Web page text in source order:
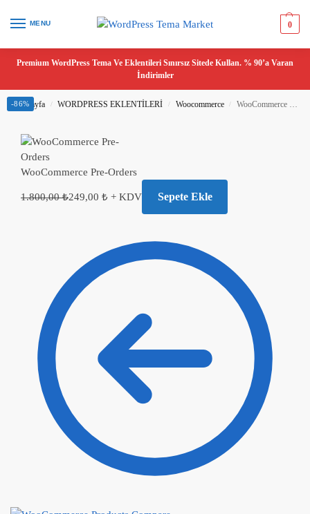
MENU 0
Premium WordPress Tema Ve Eklentileri Sınırsız Sitede Kullan. % 90’a Varan
İndirimler
Ana Sayfa / WORDPRESS EKLENTİLERİ / Woocommerce / WooCommerce Pre-Orders
WooCommerce Pre-Orders
1.800,00₺249,00 ₺ + KDV Sepete Ekle
-86%